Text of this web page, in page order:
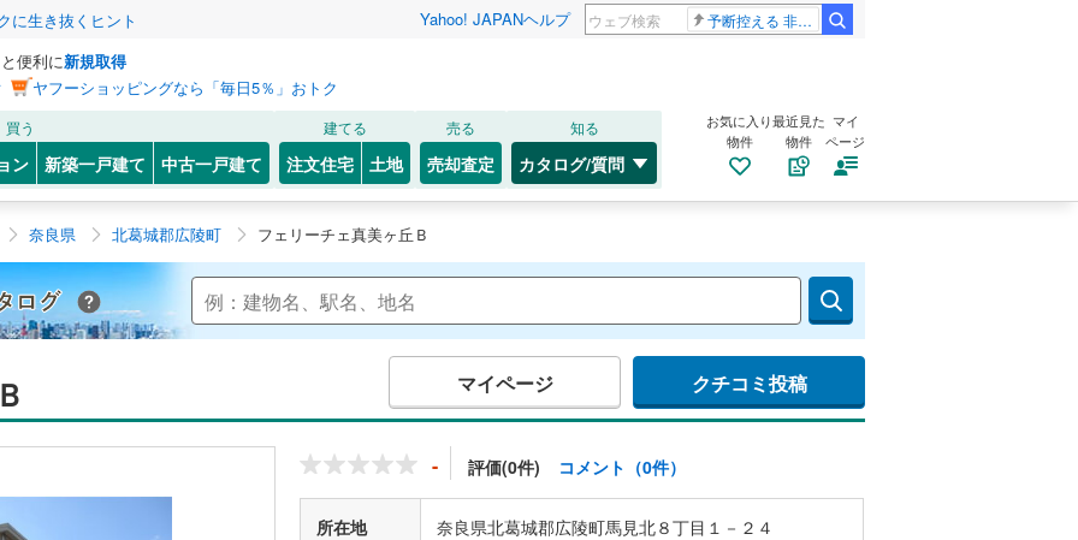
生き抜くヒント Yahoo! JAPANヘルプ 予断控える 非核三原則
便利に新規取得
ヤフーショッピングなら「毎日5％」おトク
買う
ン 新築一戸建て 中古一戸建て
建てる
注文住宅 土地
売る
売却査定
知る
カタログ/質問
お気に入り
物件
最近見た
物件
マイ
ページ
奈良県 北葛城郡広陵町 フェリーチェ真美ヶ丘Ｂ
Yahoo!不動産 マンションカタログ
マイページ クチコミ投稿
- 評価(0件) コメント（0件）
所在地 奈良県北葛城郡広陵町馬見北８丁目１－２４